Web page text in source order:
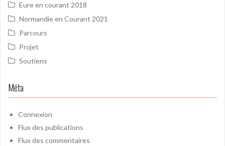
Eure en courant 2018
Normandie en Courant 2021
Parcours
Projet
Soutiens
Méta
Connexion
Flux des publications
Flux des commentaires